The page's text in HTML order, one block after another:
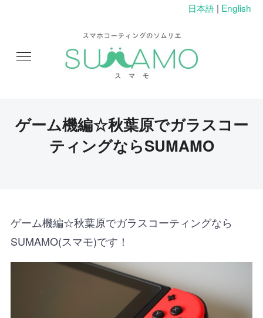
日本語 | English
ゲーム機編☆秋葉原でガラスコー
ティングならSUMAMO
ゲーム機編☆秋葉原でガラスコーティングなら
SUMAMO(スマモ)です！